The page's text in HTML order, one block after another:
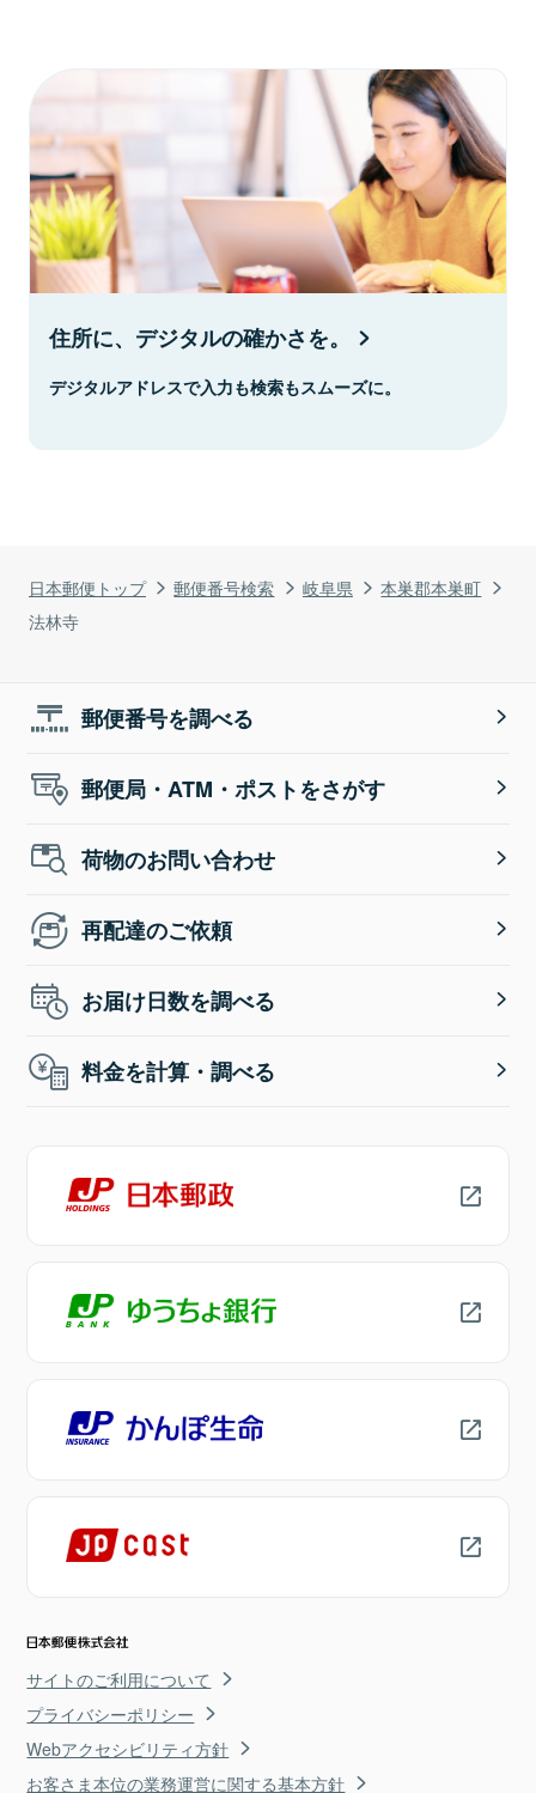
日本郵便トップ 郵便番号検索 岐阜県
本巣郡本巣町
法林寺
住所に、デジタルの確かさを。
デジタルアドレスで入力も検索もスムーズに。
郵便番号を調べる
郵便局・ATM・ポストをさがす
荷物のお問い合わせ
再配達のご依頼
お届け日数を調べる
料金を計算・調べる
サイトのご利用について
プライバシーポリシー
Webアクセシビリティ方針
お客さま本位の業務運営に関する基本方針